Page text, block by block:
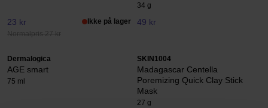
23 kr
Normalpris 27 kr
Ikke på lager
34 g
49 kr
Dermalogica
AGE smart
75 ml
SKIN1004
Madagascar Centella
Poremizing Quick Clay Stick
Mask
27 g